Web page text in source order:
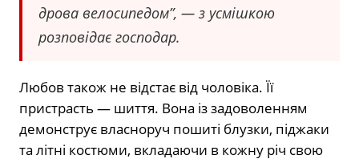
дрова велосипедом”, — з усмішкою
розповідає господар.
Любов також не відстає від чоловіка. Її
пристрасть — шиття. Вона із задоволенням
демонструє власноруч пошиті блузки, піджаки
та літні костюми, вкладаючи в кожну річ свою